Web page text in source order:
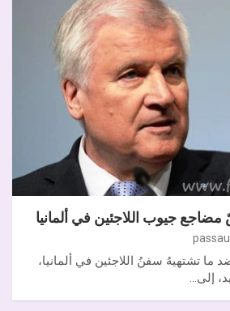
جيوب اللاجئين في ألمانيا
ما تشتهيهُ سفنُ اللاجئين في ألمانيا،
إلى…